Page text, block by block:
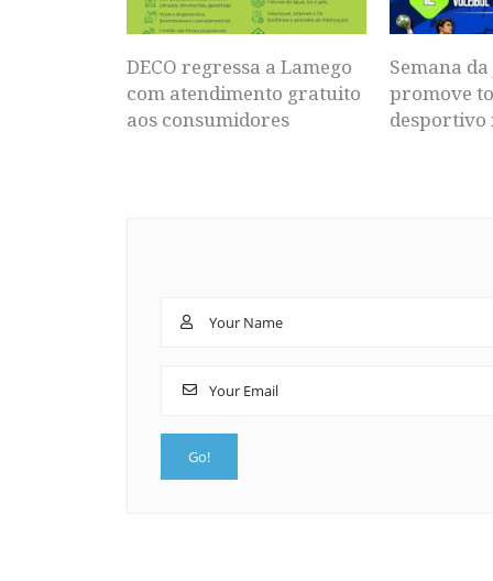
DECO regressa a Lamego
com atendimento gratuito
aos consumidores
Semana
promove